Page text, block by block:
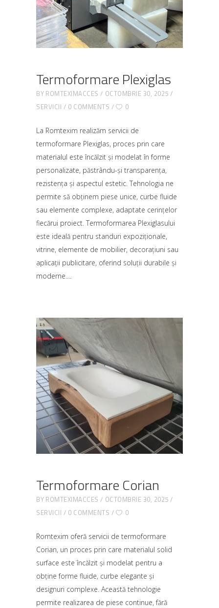
Termoformare Plexiglas
BY ROMTEXIMACCES
OCTOMBRIE 30, 2025
SERVICII
0 COMMENTS 0
La Romtexim realizăm servicii de
termoformare Plexiglas, proces prin care
materialul este încălzit și modelat în forme
personalizate, păstrându-și transparența,
rezistența și aspectul estetic. Tehnologia ne
permite să obținem piese unice, curbe fluide
sau elemente complexe, adaptate cerințelor
fiecărui proiect. Termoformarea Plexiglasului
este ideală pentru standuri expoziționale,
vitrine, elemente de mobilier, decorațiuni sau
aplicații publicitare, oferind soluții durabile și
moderne.
Termoformare Corian
BY ROMTEXIMACCES
OCTOMBRIE 30, 2025
SERVICII
0 COMMENTS 0
Romtexim oferă servicii de termoformare
Corian, un proces prin care materialul solid
surface este încălzit și modelat pentru a
obține forme fluide, curbe elegante și
designuri complexe. Această tehnologie
permite realizarea de piese continue, fără